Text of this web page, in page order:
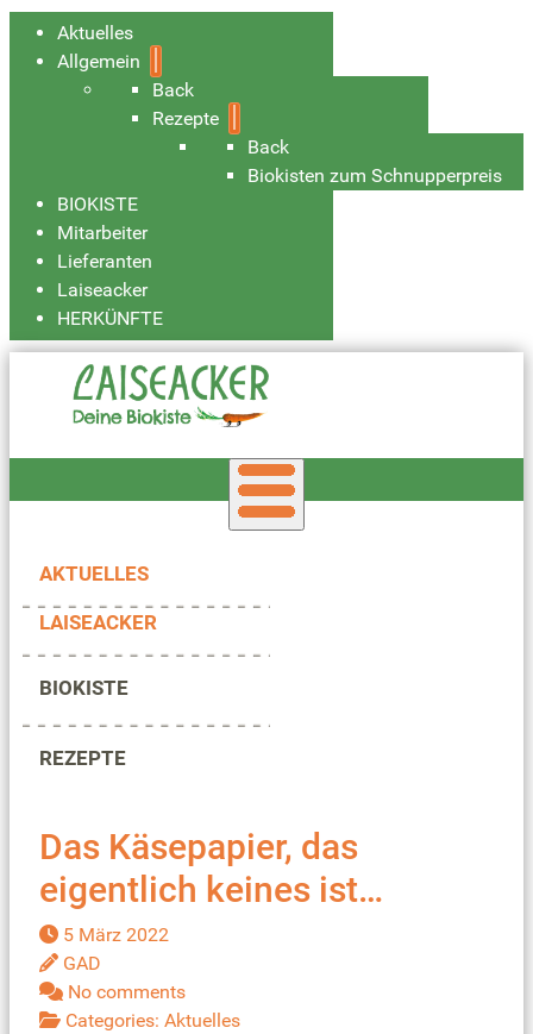
Aktuelles
Allgemein
Back
Rezepte
Back
Biokisten zum Schnupperpreis
BIOKISTE
Mitarbeiter
Lieferanten
Laiseacker
HERKÜNFTE
AKTUELLES
LAISEACKER
BIOKISTE
REZEPTE
Das Käsepapier, das
eigentlich keines ist…
5 März 2022
GAD
No comments
Categories: Aktuelles